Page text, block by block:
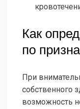
Как
по
При
собственного
возможность